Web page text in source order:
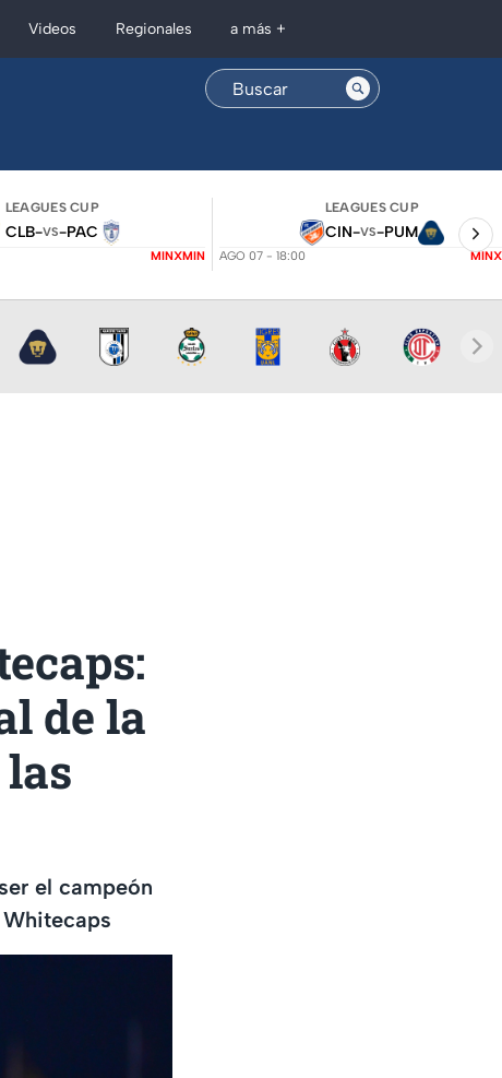
Videos Regionales a más +
LEAGUES CUP
CLB-VS-PAC
MINXMIN
LEAGUES CUP
CIN-VS-PUM
AGO 07 - 18:00
de la
el campeón